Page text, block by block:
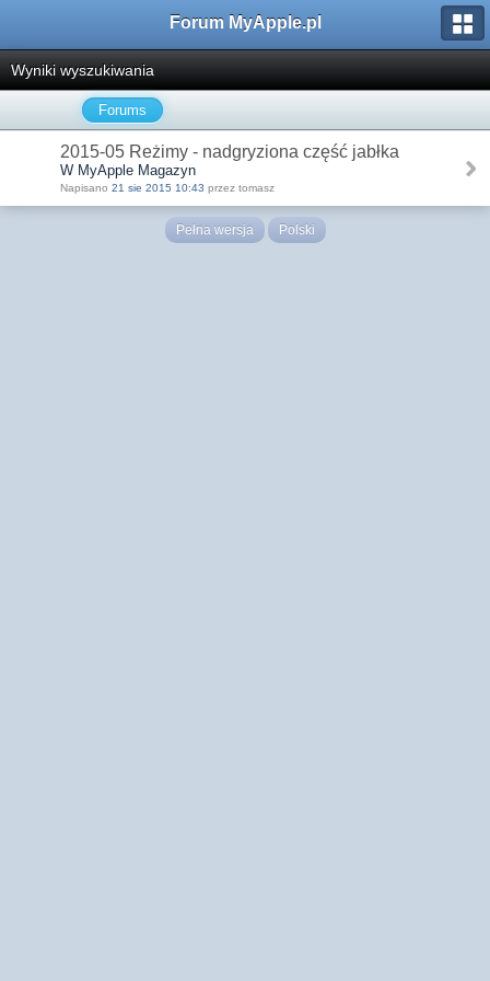
Forum MyApple.pl
Wyniki wyszukiwania
Forums
2015-05 Reżimy - nadgryziona część jabłka
W MyApple Magazyn
Napisano 21 sie 2015 10:43 przez tomasz
Pełna wersja Polski